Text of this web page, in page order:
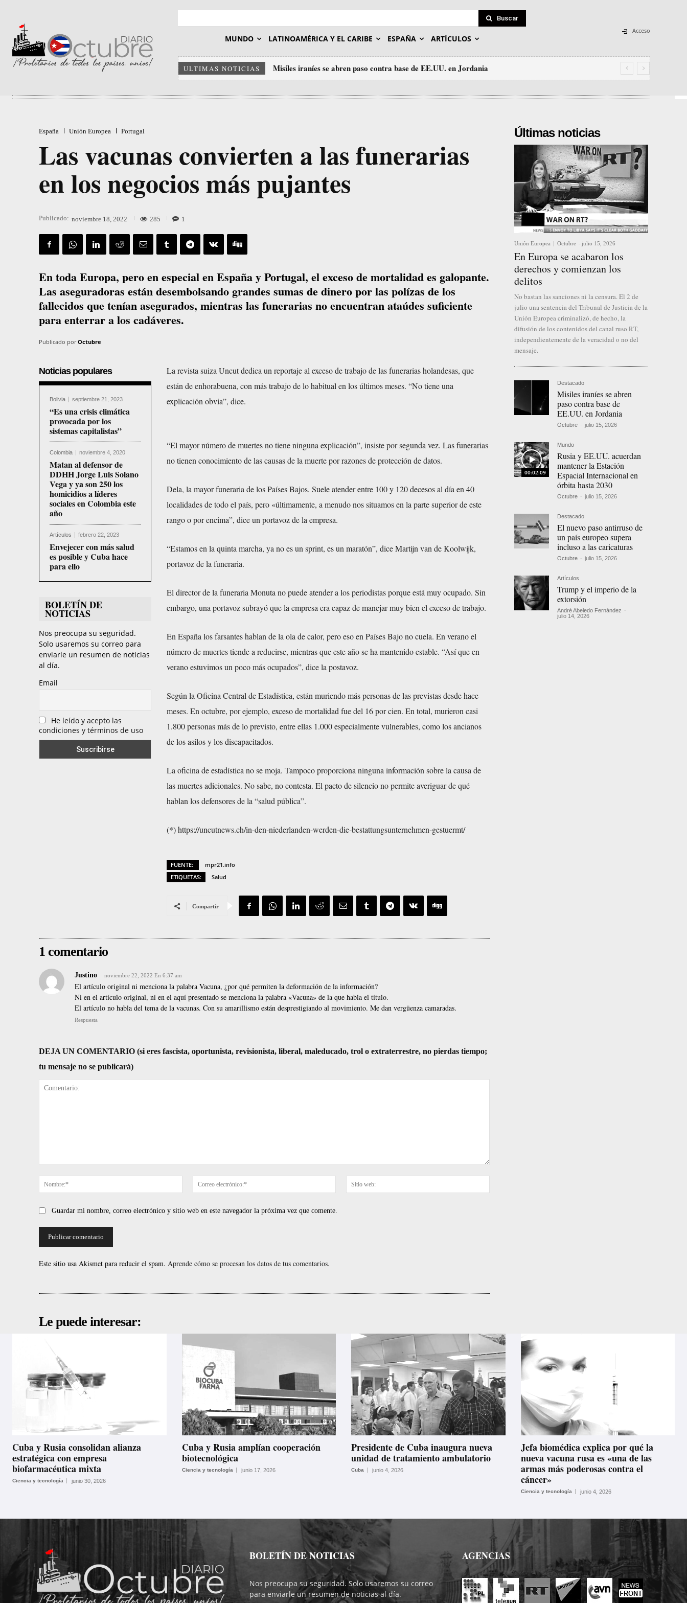
Buscar
MUNDO LATINOAMÉRICA Y EL CARIBE ESPAÑA ARTÍCULOS
Acceso
ULTIMAS NOTICIAS Misiles iraníes se abren paso contra base de EE.UU. en Jordania
España Unión Europea Portugal
Las vacunas convierten a las funerarias
en los negocios más pujantes
Publicado: noviembre 18, 2022 285 1
En toda Europa, pero en especial en España y Portugal, el exceso de mortalidad es galopante.
Las aseguradoras están desembolsando grandes sumas de dinero por las polízas de los
fallecidos que tenían asegurados, mientras las funerarias no encuentran ataúdes suficiente
para enterrar a los cadáveres.
Publicado por Octubre
Noticias populares
Bolivia septiembre 21, 2023
“Es una crisis climática
provocada por los
sistemas capitalistas”
Colombia noviembre 4, 2020
Matan al defensor de
DDHH Jorge Luis Solano
Vega y ya son 250 los
homicidios a líderes
sociales en Colombia este
año
Artículos febrero 22, 2023
Envejecer con más salud
es posible y Cuba hace
para ello
BOLETÍN DE
NOTICIAS
Nos preocupa su seguridad.
Solo usaremos su correo para
enviarle un resumen de noticias
al día.
Email
He leído y acepto las
condiciones y términos de uso
La revista suiza Uncut dedica un reportaje al exceso de trabajo de las funerarias holandesas, que
están de enhorabuena, con más trabajo de lo habitual en los últimos meses. “No tiene una
explicación obvia”, dice.
“El mayor número de muertes no tiene ninguna explicación”, insiste por segunda vez. Las funerarias
no tienen conocimiento de las causas de la muerte por razones de protección de datos.
Dela, la mayor funeraria de los Países Bajos. Suele atender entre 100 y 120 decesos al día en 40
localidades de todo el país, pero «últimamente, a menudo nos situamos en la parte superior de este
rango o por encima”, dice un portavoz de la empresa.
“Estamos en la quinta marcha, ya no es un sprint, es un maratón”, dice Martijn van de Koolwijk,
portavoz de la funeraria.
El director de la funeraria Monuta no puede atender a los periodistas porque está muy ocupado. Sin
embargo, una portavoz subrayó que la empresa era capaz de manejar muy bien el exceso de trabajo.
En España los farsantes hablan de la ola de calor, pero eso en Países Bajo no cuela. En verano el
número de muertes tiende a reducirse, mientras que este año se ha mantenido estable. “Así que en
verano estuvimos un poco más ocupados”, dice la postavoz.
Según la Oficina Central de Estadística, están muriendo más personas de las previstas desde hace
meses. En octubre, por ejemplo, exceso de mortalidad fue del 16 por cien. En total, murieron casi
1.800 personas más de lo previsto, entre ellas 1.000 especialmente vulnerables, como los ancianos
de los asilos y los discapacitados.
La oficina de estadística no se moja. Tampoco proporciona ninguna información sobre la causa de
las muertes adicionales. No sabe, no contesta. El pacto de silencio no permite averiguar de qué
hablan los defensores de la “salud pública”.
(*) https://uncutnews.ch/in-den-niederlanden-werden-die-bestattungsunternehmen-gestuermt/
FUENTE:
mpr21.info
ETIQUETAS:
Salud
Compartir
1 comentario
Justino noviembre 22, 2022 En 6:37 am
El artículo original ni menciona la palabra Vacuna, ¿por qué permiten la deformación de la información?
Ni en el artículo original, ni en el aquí presentado se menciona la palabra «Vacuna» de la que habla el título.
El artículo no habla del tema de la vacunas. Con su amarillismo están desprestigiando al movimiento. Me dan vergüenza camaradas.
Respuesta
DEJA UN COMENTARIO (si eres fascista, oportunista, revisionista, liberal, maleducado, trol o extraterrestre, no pierdas tiempo;
tu mensaje no se publicará)
Nombre:*
Correo
electrónico:*
web:
Guardar mi nombre, correo electrónico y sitio web en este navegador la próxima vez que comente.
Este sitio usa Akismet para reducir el spam. Aprende cómo se procesan los datos de tus comentarios.
Últimas noticias
Unión Europea Octubre - julio 15, 2026
En Europa se acabaron los
derechos y comienzan los
delitos
No bastan las sanciones ni la censura. El 2 de
julio una sentencia del Tribunal de Justicia de la
Unión Europea criminalizó, de hecho, la
difusión de los contenidos del canal ruso RT,
independientemente de la veracidad o no del
mensaje.
Destacado
Misiles iraníes se abren
paso contra base de
EE.UU. en Jordania
Octubre - julio 15, 2026
00:02:09
Mundo
Rusia y EE.UU. acuerdan
mantener la Estación
Espacial Internacional en
órbita hasta 2030
Octubre - julio 15, 2026
Destacado
El nuevo paso antirruso de
un país europeo supera
incluso a las caricaturas
Octubre - julio 15, 2026
Artículos
Trump y el imperio de la
extorsión
André Abeledo Fernández -
julio 14, 2026
Le puede interesar:
Cuba y Rusia consolidan alianza
estratégica con empresa
biofarmacéutica mixta
Ciencia y tecnología junio 30, 2026
Cuba y Rusia amplían cooperación
biotecnológica
Ciencia y tecnología junio 17, 2026
Presidente de Cuba inaugura nueva
unidad de tratamiento ambulatorio
Cuba junio 4, 2026
Jefa biomédica explica por qué la
nueva vacuna rusa es «una de las
armas más poderosas contra el
cáncer»
Ciencia y tecnología junio 4, 2026
BOLETÍN DE NOTICIAS
Nos preocupa su seguridad. Solo usaremos su correo
para enviarle un resumen de noticias al día.
AGENCIAS